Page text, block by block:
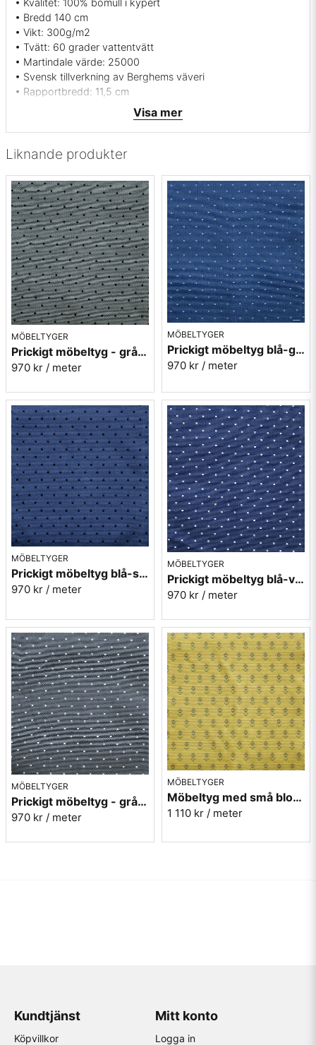
Liknande produkter
MÖBELTYGER
Prickigt möbeltyg - grå Micro nr.91
970 kr / meter
MÖBELTYGER
Prickigt möbeltyg blå-grön Micro nr.52
970 kr / meter
MÖBELTYGER
Prickigt möbeltyg blå-svart Micro nr.53
970 kr / meter
MÖBELTYGER
Prickigt möbeltyg blå-vit Micro nr.54
970 kr / meter
MÖBELTYGER
Prickigt möbeltyg - grå Micro nr.90
970 kr / meter
MÖBELTYGER
Möbeltyg med små blommor - Sippa gul nr.15 Berghem
1 110 kr / meter
• Kvalitet: 100% bomull i kypert
• Bredd 140 cm
• Vikt: 300g/m2
• Tvätt: 60 grader vattentvätt
• Martindale värde: 25000
• Svensk tillverkning av Berghems väveri
• Rapportbredd: 11,5 cm
• Färger: Vit med blå ränder - Fin New England-stil eller för
• Mönsterbild: Längsgående
• Beställningsvara, ingen returrätt
Vill du ha ett tygprov maila mig på:info@broarne.se
Visa mer
Kundtjänst
Köpvillkor
Mitt konto
Logga in